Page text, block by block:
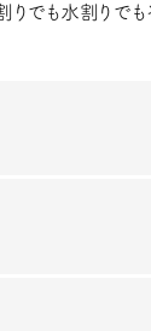
りでも水割りで